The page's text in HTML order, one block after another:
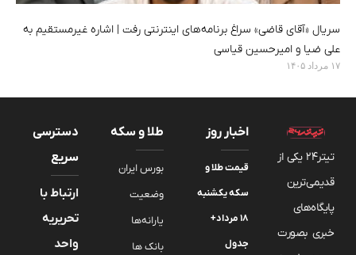
سریال «آقای قاضی» سراغ برنامه‌های اینترنتی رفت | اشاره غیرمستقیم به
علی ضیا و امیرحسین قیاسی
۱۷ مرداد ۱۴۰۵
تیتر24 یکی از
قدیمی‌ترین
پایگاه‌های
خبری بصورت
اخبار روز
قیمت طلا و
سکه یکشنبه
۱۸ مرداد+
جدول
طلا و سکه
بورس ایران
وضعیت
یارانه‌ها
بانک ها
دسترسی
سریع
ارتباط با
تحریریه
واحد